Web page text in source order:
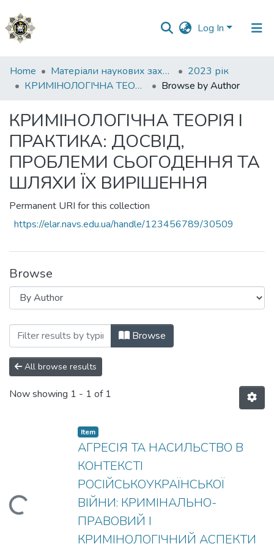
Log In
Communities
&
All of DSpace
Home Матеріали наукових заходів
2023 рік
КРИМІНОЛОГІЧНА ТЕОРІЯ І ПРАКТИКА: ДОСВІД, ПРОБЛЕМИ СЬОГОДЕННЯ ТА ШЛЯХИ ЇХ ВИРІШЕННЯ
Browse by Author
КРИМІНОЛОГІЧНА ТЕОРІЯ І
ПРАКТИКА: ДОСВІД,
ПРОБЛЕМИ СЬОГОДЕННЯ ТА
ШЛЯХИ ЇХ ВИРІШЕННЯ
Permanent URI for this collection
https://elar.navs.edu.ua/handle/123456789/30509
Browse
Browsing КРИМІНОЛОГІЧНА ТЕОРІЯ
Browse
All browse results
Now showing 1 - 1 of 1
Loading...
Item
АГРЕСІЯ ТА НАСИЛЬСТВО В
КОНТЕКСТІ
РОСІЙСЬКОУКРАЇНСЬКОЇ
ВІЙНИ: КРИМІНАЛЬНО-
ПРАВОВИЙ І
КРИМІНОЛОГІЧНИЙ АСПЕКТИ